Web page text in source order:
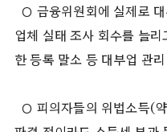
○ 금융위원회에 실제로
업체 실태 조사 회수를 늘
한 등록 말소 등 대부업 관
○ 피의자들의 위법소득(